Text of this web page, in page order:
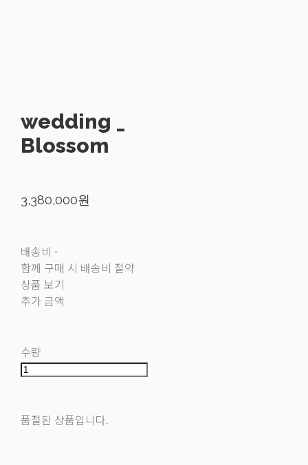
wedding _
Blossom
3,380,000원
배송비 -
함께 구매 시 배송비 절약
상품 보기
추가 금액
수량
품절된 상품입니다.